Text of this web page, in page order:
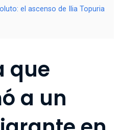
el ascenso de Ilia Topuria
que
a un